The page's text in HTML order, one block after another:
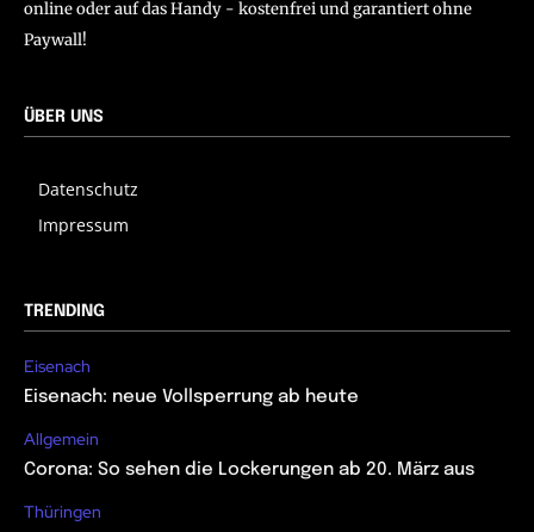
online oder auf das Handy - kostenfrei und garantiert ohne
Paywall!
ÜBER UNS
Datenschutz
Impressum
TRENDING
Eisenach
Eisenach: neue Vollsperrung ab heute
Allgemein
Corona: So sehen die Lockerungen ab 20. März aus
Thüringen